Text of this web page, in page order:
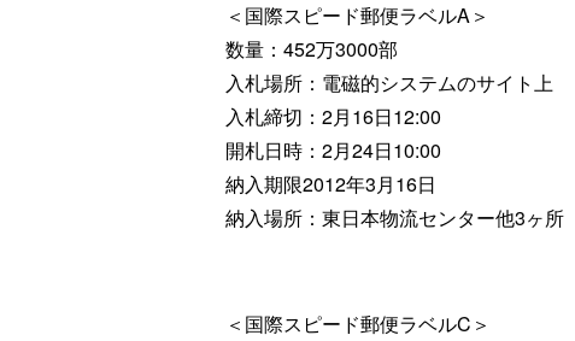
＜国際スピード郵便ラベルA＞
数量：452万3000部
入札場所：電磁的システムのサイト上
入札締切：2月16日12:00
開札日時：2月24日10:00
納入期限2012年3月16日
納入場所：東日本物流センター他3ヶ所
＜国際スピード郵便ラベルC＞